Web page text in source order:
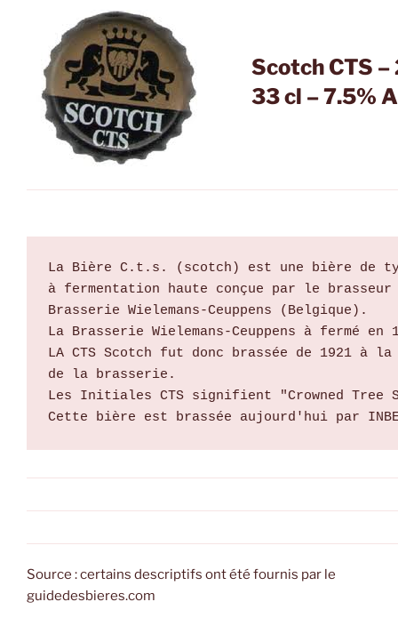
Scotch CTS –
33 cl – 7.5%
La Bière C.t.s. (scotch) est une bière de
à fermentation haute conçue par le
Brasserie Wielemans-Ceuppens (Belgique).
La Brasserie Wielemans-Ceuppens à fermé en
LA CTS Scotch fut donc brassée de 1921 à
Les Initiales CTS signifient "Crowned Tree
Cette bière est brassée aujourd'hui par
Source : certains descriptifs ont été fournis par le
guidedesbieres.com